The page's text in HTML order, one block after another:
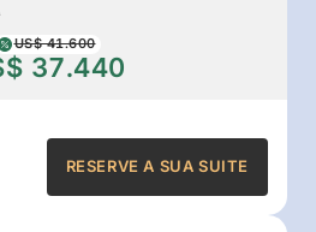
US$ 41.600
37.440
RESERVE A SUA SUITE